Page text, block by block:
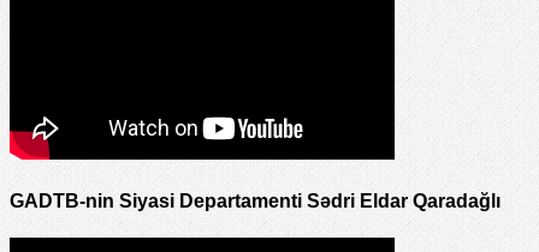
GADTB-nin Siyasi Departamenti Sədri Eldar Qaradağlı